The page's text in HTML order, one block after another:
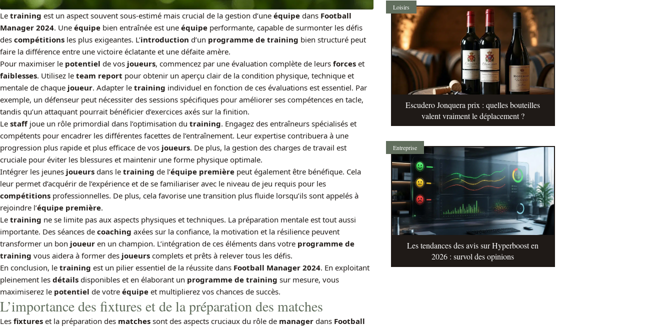
Le training est un aspect souvent sous-estimé mais crucial de la gestion d’une équipe dans Football
Manager 2024. Une équipe bien entraînée est une équipe performante, capable de surmonter les défis
des compétitions les plus exigeantes. L’introduction d’un programme de training bien structuré peut
faire la différence entre une victoire éclatante et une défaite amère.
Pour maximiser le potentiel de vos joueurs, commencez par une évaluation complète de leurs forces et
faiblesses. Utilisez le team report pour obtenir un aperçu clair de la condition physique, technique et
mentale de chaque joueur. Adapter le training individuel en fonction de ces évaluations est essentiel. Par
exemple, un défenseur peut nécessiter des sessions spécifiques pour améliorer ses compétences en tacle,
tandis qu’un attaquant pourrait bénéficier d’exercices axés sur la finition.
Le staffjoue un rôle primordial dans l’optimisation du training. Engagez des entraîneurs spécialisés et
compétents pour encadrer les différentes facettes de l’entraînement. Leur expertise contribuera à une
progression plus rapide et plus efficace de vos joueurs. De plus, la gestion des charges de travail est
cruciale pour éviter les blessures et maintenir une forme physique optimale.
Intégrer les jeunes joueurs dans le training de l’équipe première peut également être bénéfique. Cela
leur permet d’acquérir de l’expérience et de se familiariser avec le niveau de jeu requis pour les
compétitions professionnelles. De plus, cela favorise une transition plus fluide lorsqu’ils sont appelés à
rejoindre l’équipe première.
Le training ne se limite pas aux aspects physiques et techniques. La préparation mentale est tout aussi
importante. Des séances de coaching axées sur la confiance, la motivation et la résilience peuvent
transformer un bon joueur en un champion. L’intégration de ces éléments dans votre programme de
training vous aidera à former des joueurs complets et prêts à relever tous les défis.
En conclusion, le training est un pilier essentiel de la réussite dans Football Manager 2024. En exploitant
pleinement les détails disponibles et en élaborant un programme de training sur mesure, vous
maximiserez le potentiel de votre équipe et multiplierez vos chances de succès.
L’importance des fixtures et de la préparation des matches
Les fixtures et la préparation des matches sont des aspects cruciaux du rôle de manager dans Football
Loisirs
Escudero Jonquera prix : quelles bouteilles
valent vraiment le déplacement ?
Entreprise
Les tendances des avis sur Hyperboost en
2026 : survol des opinions